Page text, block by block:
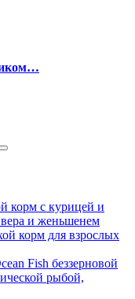
корм с курицей и
вера и женьшенем
корм для взрослых
Fish беззерновой
рыбой,